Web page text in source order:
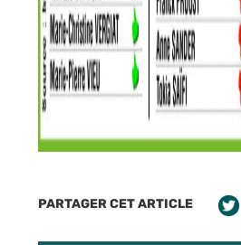
PARTAGER CET ARTICLE